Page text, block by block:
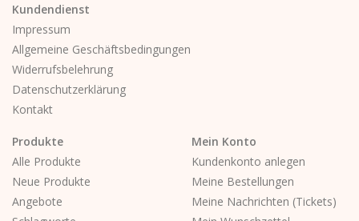
Kundendienst
Impressum
Allgemeine Geschäftsbedingungen
Widerrufsbelehrung
Datenschutzerklärung
Kontakt
Produkte
Alle Produkte
Neue Produkte
Angebote
Mein Konto
Kundenkonto anlegen
Meine Bestellungen
Meine Nachrichten (Tickets)